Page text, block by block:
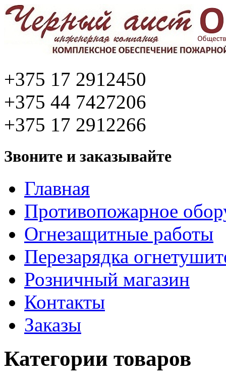
+375 17 2912450
+375 44 7427206
+375 17 2912266
Звоните и заказывайте
Главная
Противопожарное
Огнезащитные работы
Перезарядка
Розничный магазин
Контакты
Заказы
Категории товаров